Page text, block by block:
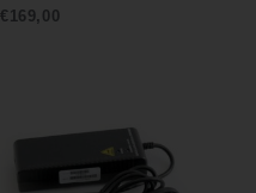
€ 169,00